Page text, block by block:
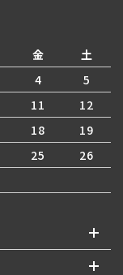
金
土
4
5
11
12
18
19
25
26